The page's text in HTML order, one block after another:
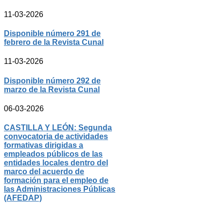
11-03-2026
Disponible número 291 de
febrero de la Revista Cunal
11-03-2026
Disponible número 292 de
marzo de la Revista Cunal
06-03-2026
CASTILLA Y LEÓN: Segunda
convocatoria de actividades
formativas dirigidas a
empleados públicos de las
entidades locales dentro del
marco del acuerdo de
formación para el empleo de
las Administraciones Públicas
(AFEDAP)